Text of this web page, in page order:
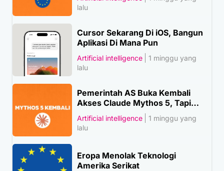
lalu
Cursor Sekarang Di iOS, Bangun
Aplikasi Di Mana Pun
Artificial intelligence
1 minggu yang
lalu
Pemerintah AS Buka Kembali
Akses Claude Mythos 5, Tapi…
Artificial intelligence
1 minggu yang
lalu
Eropa Menolak Teknologi
Amerika Serikat